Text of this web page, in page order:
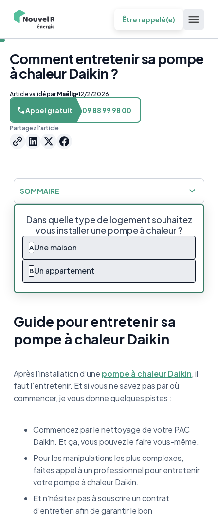
Être rappelé(e)
Comment entretenir sa pompe
à chaleur Daikin ?
Article validé par Maëlig 12/2/2026
Appel gratuit 09 88 99 98 00
Partagez l'article
Dans quelle type de logement souhaitez
vous installer une pompe à chaleur ?
AUne maison
BUn appartement
Guide pour entretenir sa
pompe à chaleur Daikin
Après l’installation d’une pompe à chaleur Daikin, il
faut l’entretenir. Et si vous ne savez pas par où
commencer, je vous donne quelques pistes :
Commencez par le nettoyage de votre PAC
Daikin. Et ça, vous pouvez le faire vous-même.
Pour les manipulations les plus complexes,
faites appel à un professionnel pour entretenir
votre pompe à chaleur Daikin.
Et n’hésitez pas à souscrire un contrat
d’entretien afin de garantir le bon
SOMMAIRE
Daikin
Le nettoyage à faire soi-même sur une PAC
Daikin
L’entretien de sa pompe à chaleur Daikin par
un professionnel
Entretien pompe à chaleur Daikin : Résumé